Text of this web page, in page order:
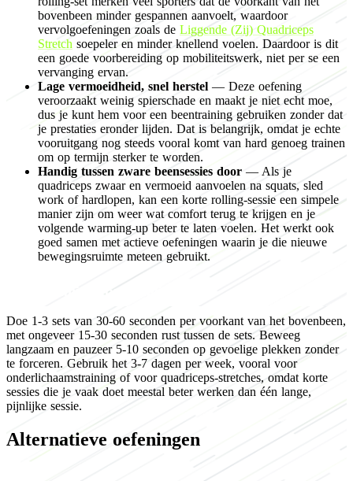
bovenbeen minder gespannen aanvoelt, waardoor
vervolgoefeningen zoals de Liggende (Zij) Quadriceps
Stretch soepeler en minder knellend voelen. Daardoor is dit
een goede voorbereiding op mobiliteitswerk, niet per se een
vervanging ervan.
Lage vermoeidheid, snel herstel — Deze oefening
veroorzaakt weinig spierschade en maakt je niet echt moe,
dus je kunt hem voor een beentraining gebruiken zonder dat
je prestaties eronder lijden. Dat is belangrijk, omdat je echte
vooruitgang nog steeds vooral komt van hard genoeg trainen
om op termijn sterker te worden.
Handig tussen zware beensessies door — Als je
quadriceps zwaar en vermoeid aanvoelen na squats, sled
work of hardlopen, kan een korte rolling-sessie een simpele
manier zijn om weer wat comfort terug te krijgen en je
volgende warming-up beter te laten voelen. Het werkt ook
goed samen met actieve oefeningen waarin je die nieuwe
bewegingsruimte meteen gebruikt.
Doe 1-3 sets van 30-60 seconden per voorkant van het bovenbeen,
met ongeveer 15-30 seconden rust tussen de sets. Beweeg
langzaam en pauzeer 5-10 seconden op gevoelige plekken zonder
te forceren. Gebruik het 3-7 dagen per week, vooral voor
onderlichaamstraining of voor quadriceps-stretches, omdat korte
sessies die je vaak doet meestal beter werken dan één lange,
pijnlijke sessie.
Alternatieve oefeningen